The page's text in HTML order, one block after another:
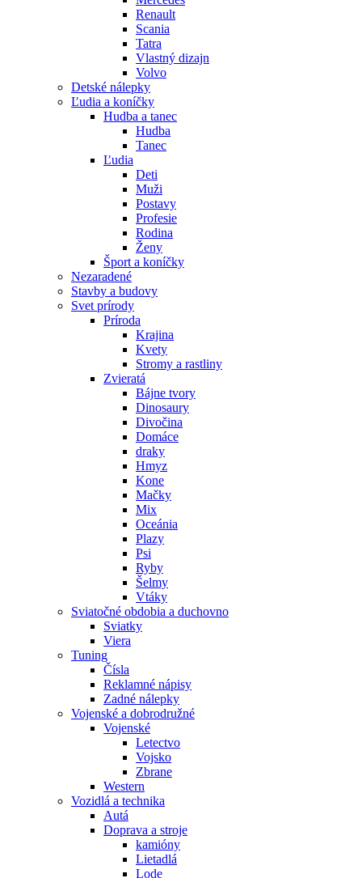
Renault
Scania
Tatra
Vlastný dizajn
Volvo
Detské nálepky
Ľudia a koníčky
Hudba a tanec
Hudba
Tanec
Ľudia
Deti
Muži
Postavy
Profesie
Rodina
Ženy
Šport a koníčky
Nezaradené
Stavby a budovy
Svet prírody
Príroda
Krajina
Kvety
Stromy a rastliny
Zvieratá
Bájne tvory
Dinosaury
Divočina
Domáce
draky
Hmyz
Kone
Mačky
Mix
Oceánia
Plazy
Psi
Ryby
Šelmy
Vtáky
Sviatočné obdobia a duchovno
Sviatky
Viera
Tuning
Čísla
Reklamné nápisy
Zadné nálepky
Vojenské a dobrodružné
Vojenské
Letectvo
Vojsko
Zbrane
Western
Vozidlá a technika
Autá
Doprava a stroje
kamióny
Lietadlá
Lode